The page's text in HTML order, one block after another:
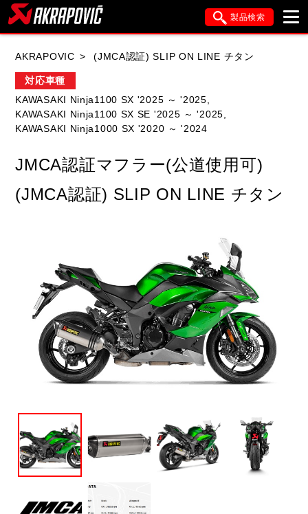
製品検索
HONDA YAMAHA SUZUKI
MOTO GUZZI
PIAGGIO TRIUMPH VESPA
閉じる
AKRAPOVIC (JMCA認証) SLIP ON LINE チタン
対応車種
KAWASAKI Ninja1100 SX '2025 ～ '2025,
KAWASAKI Ninja1100 SX SE '2025 ～ '2025,
KAWASAKI Ninja1000 SX '2020 ～ '2024
JMCA認証マフラー(公道使用可)
(JMCA認証) SLIP ON LINE チタン